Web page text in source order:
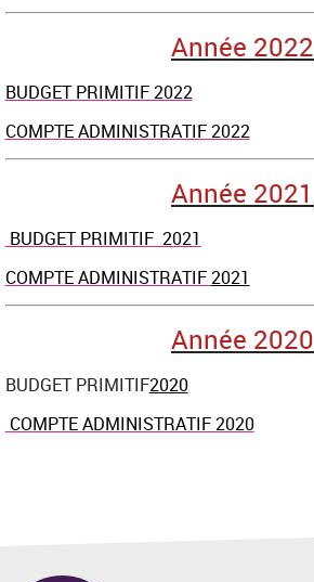
Année 2022
BUDGET PRIMITIF 2022
COMPTE ADMINISTRATIF 2022
Année 2021
BUDGET PRIMITIF 2021
COMPTE ADMINISTRATIF2021
Année 2020
BUDGET PRIMITIF2020
COMPTE ADMINISTRATIF 2020